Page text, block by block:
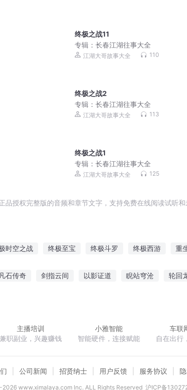
终极之战11
专辑：长春江湖往事大全
江湖大哥故事大全 110
终极之战2
专辑：长春江湖往事大全
江湖大哥故事大全 113
终极之战1
专辑：长春江湖往事大全
江湖大哥故事大全 125
授权完整版的音频和章节文字，支持免费在线阅读试听和
时空之战 终极至宝 终极斗罗 终极西游 重
凡石传奇 剑指云间 以影证道 睨站穹沧 轮回
主播培训
兼职副业，兴趣赚钱
小雅智能
智能硬件，连接赋能
车联
自在出行
公司新闻 招贤纳士 用户反馈 服务协议
2026www.ximalaya.com lnc. ALL Rights Reserved 沪ICP备